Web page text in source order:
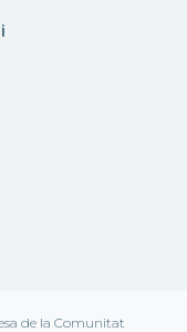
de la Comunitat